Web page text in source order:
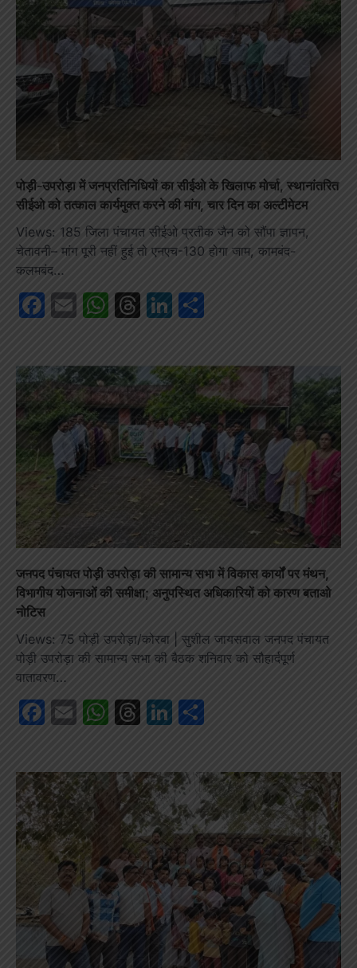
पोड़ी-उपरोड़ा में जनप्रतिनिधियों का सीईओ के खिलाफ मोर्चा, स्थानांतरित
सीईओ को तत्काल कार्यमुक्त करने की मांग, चार दिन का अल्टीमेटम
Views: 185 जिला पंचायत सीईओ प्रतीक जैन को सौंपा ज्ञापन,
चेतावनी– मांग पूरी नहीं हुई तो एनएच-130 होगा जाम, कामबंद-
कलमबंद…
Facebook
EmailWhatsApp
Threads
LinkedIn
जनपद पंचायत पोड़ी उपरोड़ा की सामान्य सभा में विकास कार्यों पर मंथन,
विभागीय योजनाओं की समीक्षा; अनुपस्थित अधिकारियों को कारण बताओ
नोटिस
Views: 75 पोड़ी उपरोड़ा/कोरबा | सुशील जायसवाल जनपद पंचायत
पोड़ी उपरोड़ा की सामान्य सभा की बैठक शनिवार को सौहार्दपूर्ण
वातावरण…
Facebook
EmailWhatsApp
Threads
LinkedIn